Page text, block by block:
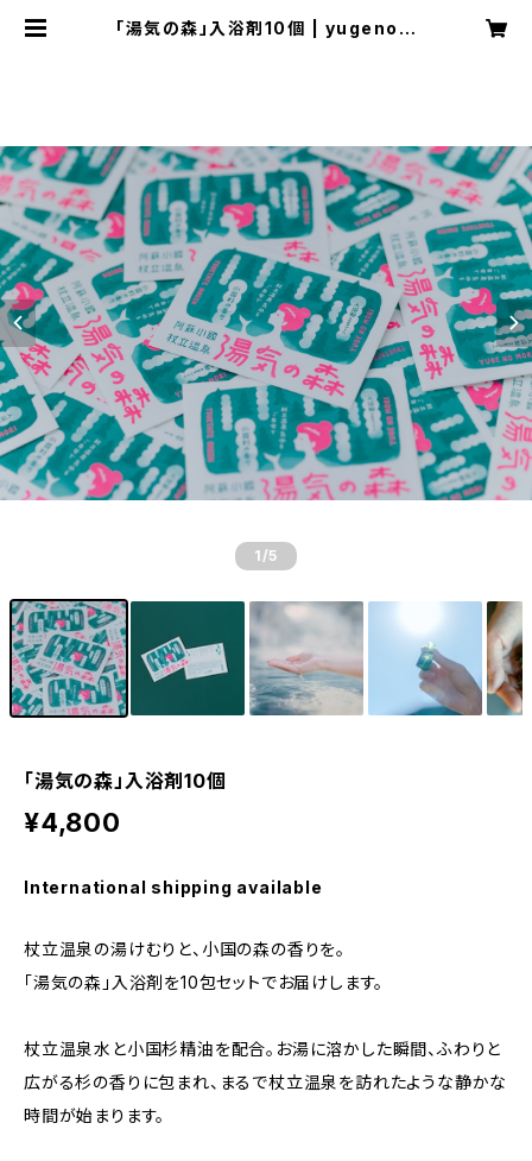
「湯気の森」入浴剤10個 | yugenom
1 /5
「湯気の森」入浴剤10個
¥4,800
International shipping available
杖立温泉の湯けむりと、小国の森の香りを。
「湯気の森」入浴剤を10包セットでお届けします。
杖立温泉水と小国杉精油を配合。お湯に溶かした瞬間、ふわりと
広がる杉の香りに包まれ、まるで杖立温泉を訪れたような静かな
時間が始まります。